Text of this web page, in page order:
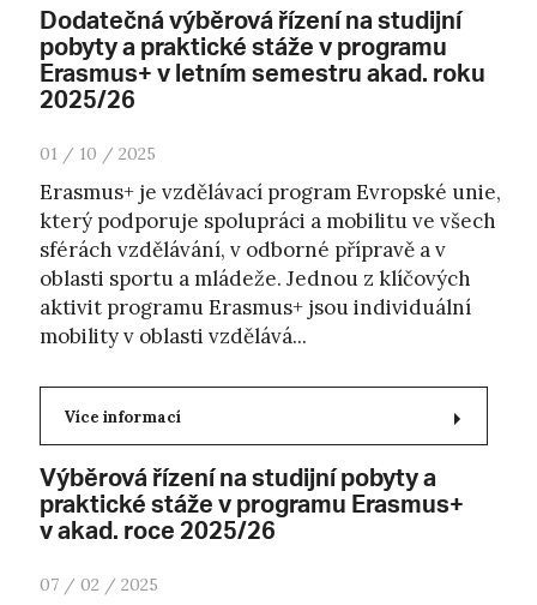
Dodatečná výběrová řízení na studijní
pobyty a praktické stáže v programu
Erasmus+ v letním semestru akad. roku
2025/26
01 / 10 / 2025
Erasmus+ je vzdělávací program Evropské unie,
který podporuje spolupráci a mobilitu ve všech
sférách vzdělávání, v odborné přípravě a v
oblasti sportu a mládeže. Jednou z klíčových
aktivit programu Erasmus+ jsou individuální
mobility v oblasti vzdělává...
Více informací
Výběrová řízení na studijní pobyty a
praktické stáže v programu Erasmus+
v akad. roce 2025/26
07 / 02 / 2025